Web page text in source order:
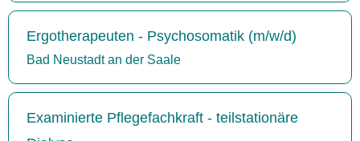
Ergotherapeuten - Psychosomatik (m/w/d)
Bad Neustadt an der Saale
Examinierte Pflegefachkraft - teilstationäre